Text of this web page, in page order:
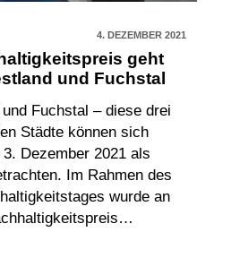
4. DEZEMBER 2021
geht
und Fuchstal
Fuchstal – diese drei
Städte können sich
Dezember 2021 als
Im Rahmen des
wurde an